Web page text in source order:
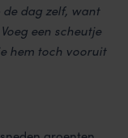
dag zelf, want
een scheutje
hem toch vooruit